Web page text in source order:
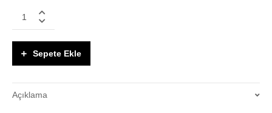
Yamaha
Motor,
Deniz
etiketi
quantity
Sepete Ekle
Açıklama